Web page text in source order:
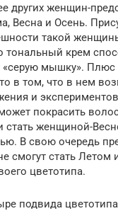
других женщин-
Весна и Осень.
такой
тональный крем
«серую мышку». Плюс
в том, что в нем
и
покрасить
стать женщиной-
В свою очередь
смогут стать Летом
цветотипа.
подвида